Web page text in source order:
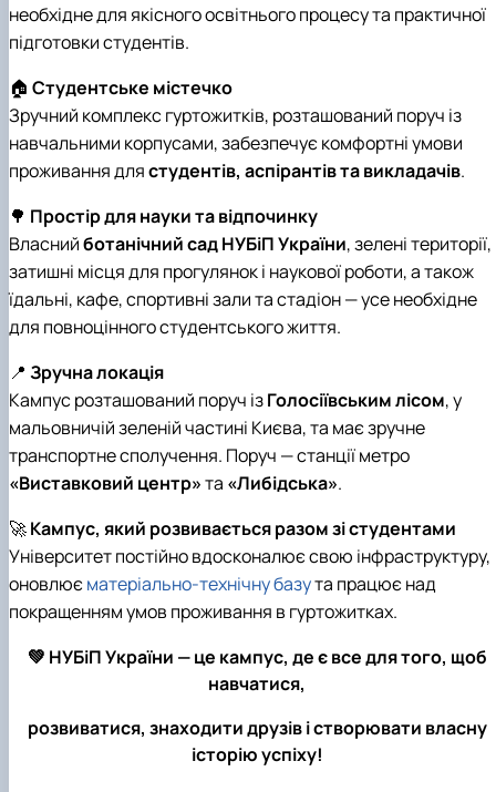
необхідне для якісного освітнього процесу та практичної
підготовки студентів.
🏠 Студентське містечко
Зручний комплекс гуртожитків, розташований поруч із
навчальними корпусами, забезпечує комфортні умови
проживання длястудентів, аспірантів та викладачів.
🌳 Простір для науки та відпочинку
Власнийботанічний сад НУБіП України, зелені території,
затишні місця для прогулянок і наукової роботи, а також
їдальні, кафе, спортивні зали та стадіон — усе необхідне
для повноцінного студентського життя.
📍 Зручна локація
Кампус розташований поруч ізГолосіївським лісом, у
мальовничій зеленій частині Києва, та має зручне
транспортне сполучення. Поруч — станції метро
«Виставковий центр»та «Либідська».
🚀Кампус, який розвивається разом зі студентами
Університет постійно вдосконалює свою інфраструктуру,
оновлюєматеріально-технічну базута працює над
покращенням умов проживання в гуртожитках.
💚 НУБіП України — це кампус, де є все для того, щоб
навчатися,
розвиватися, знаходити друзів і створювати власну
історію успіху!